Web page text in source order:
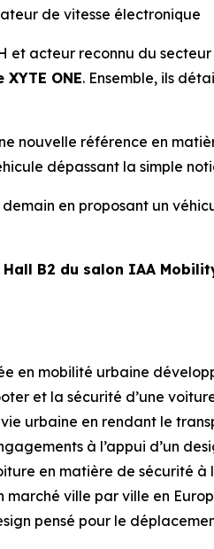
de vitesse électronique
et acteur reconnu du
ONE. Ensemble, ils
nouvelle référence en
dépassant la simple
en proposant un
B2 du salon IAA
en mobilité urbaine
et la sécurité d’une
urbaine en rendant le
à l’appui d’un
en matière de sécurité à
ville par ville en
pensé pour le